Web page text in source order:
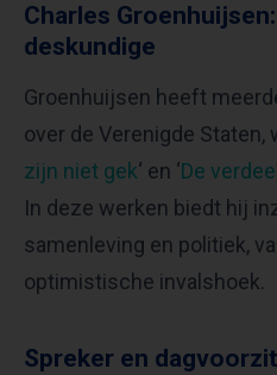
Charles
deskundige
Groenhuijsen heeft
over de Verenigde Staten,
zijn niet gek‘ en ‘De
In deze werken biedt hij
samenleving en politiek,
optimistische invalshoek.
Spreker en